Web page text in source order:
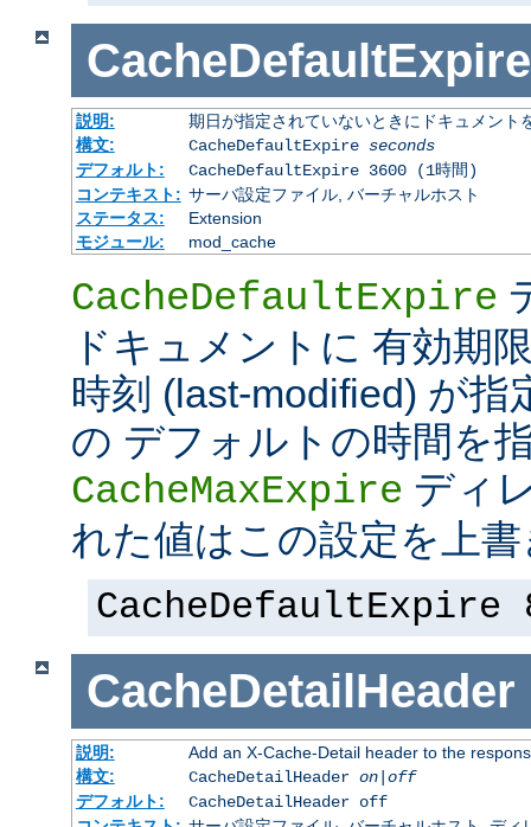
CacheDefaultExpire
説明:
期日が指定されていないときにドキュメント
構文:
CacheDefaultExpire seconds
デフォルト:
CacheDefaultExpire 3600 (1時間)
コンテキスト: サーバ設定ファイル, バーチャルホスト
ステータス:
Extension
モジュール:
mod_cache
CacheDefaultExpire
ドキュメントに 有効期
時刻 (last-modified) が
の デフォルトの時間を
CacheMaxExpire ディ
れた値はこの設定を上書
CacheDefaultExpire
CacheDetailHeader
説明:
Add an X-Cache-Detail header to the
構文:
CacheDetailHeader on|off
デフォルト:
CacheDetailHeader off